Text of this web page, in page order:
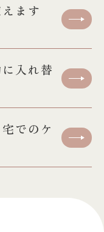
ます
入れ替
でのケ